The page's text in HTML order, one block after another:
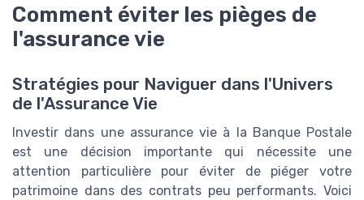
Comment éviter les pièges de
l'assurance vie
Stratégies pour Naviguer dans l'Univers
de l'Assurance Vie
Investir dans une assurance vie à la Banque Postale
est une décision importante qui nécessite une
attention particulière pour éviter de piéger votre
patrimoine dans des contrats peu performants. Voici